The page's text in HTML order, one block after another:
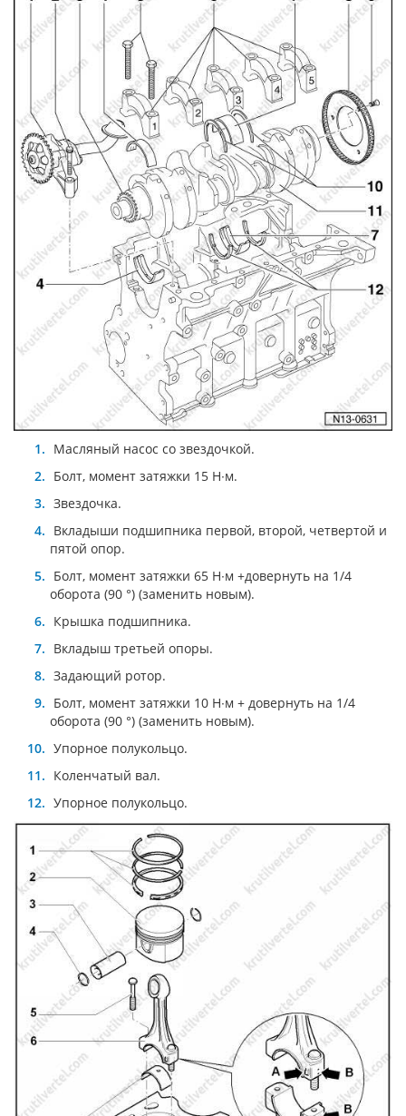
Масляный насос со звездочкой.
Болт, момент затяжки 15 Н∙м.
Звездочка.
Вкладыши подшипника первой, второй, четвертой и
пятой опор.
Болт, момент затяжки 65 Н∙м +довернуть на 1/4
оборота (90 °) (заменить новым).
Крышка подшипника.
Вкладыш третьей опоры.
Задающий ротор.
Болт, момент затяжки 10 Н∙м + довернуть на 1/4
оборота (90 °) (заменить новым).
Упорное полукольцо.
Коленчатый вал.
Упорное полукольцо.